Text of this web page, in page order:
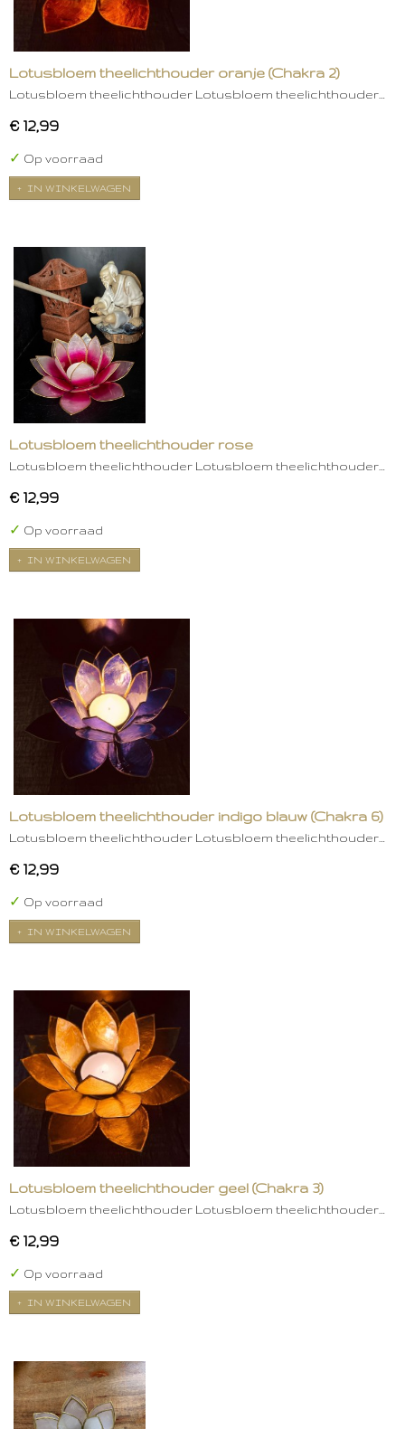
Lotusbloem theelichthouder oranje (Chakra 2)
Lotusbloem theelichthouder Lotusbloem theelichthouder…
€ 12,99
✓ Op voorraad
IN WINKELWAGEN
Lotusbloem theelichthouder rose
Lotusbloem theelichthouder Lotusbloem theelichthouder…
€ 12,99
✓ Op voorraad
IN WINKELWAGEN
Lotusbloem theelichthouder indigo blauw (Chakra 6)
Lotusbloem theelichthouder Lotusbloem theelichthouder…
€ 12,99
✓ Op voorraad
IN WINKELWAGEN
Lotusbloem theelichthouder geel (Chakra 3)
Lotusbloem theelichthouder Lotusbloem theelichthouder…
€ 12,99
✓ Op voorraad
IN WINKELWAGEN